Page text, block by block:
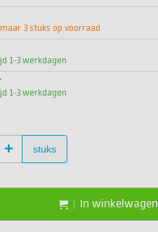
3 stuks op voorraad
1-3 werkdagen
1-3 werkdagen
+ stuks
In winkelwagen